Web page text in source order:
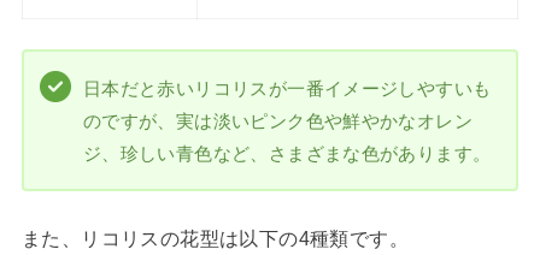
日本だと赤いリコリスが一番イメージしやすいも
のですが、実は淡いピンク色や鮮やかなオレン
ジ、珍しい青色など、さまざまな色があります。
また、リコリスの花型は以下の4種類です。